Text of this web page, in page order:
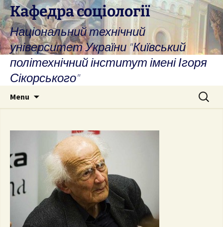
Skip
to
content
Кафедра соціології
Національний технічний
університет України "Київський
політехнічний інститут імені Ігоря
Сікорського"
Menu
Search
for: